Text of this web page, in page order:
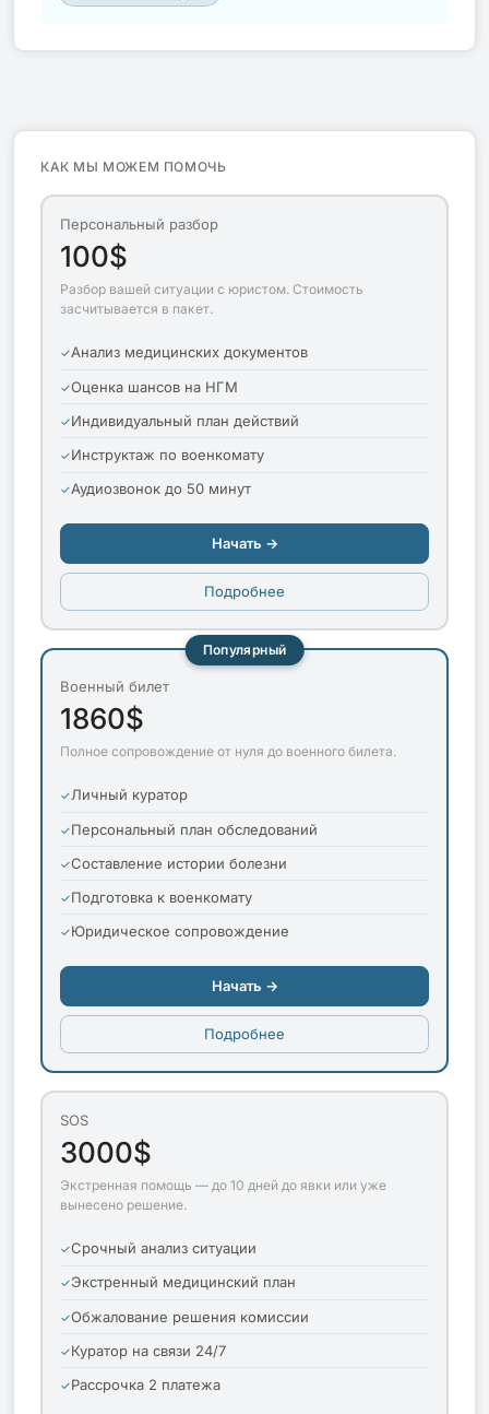
КАК МЫ МОЖЕМ ПОМОЧЬ
Персональный разбор
100$
Разбор вашей ситуации с юристом. Стоимость
засчитывается в пакет.
Анализ медицинских документов
Оценка шансов на НГМ
Индивидуальный план действий
Инструктаж по военкомату
Аудиозвонок до 50 минут
Начать →
Подробнее
Популярный
Военный билет
1860$
Полное сопровождение от нуля до военного билета.
Личный куратор
Персональный план обследований
Составление истории болезни
Подготовка к военкомату
Юридическое сопровождение
Начать →
Подробнее
SOS
3000$
Экстренная помощь — до 10 дней до явки или уже
вынесено решение.
Срочный анализ ситуации
Экстренный медицинский план
Обжалование решения комиссии
Куратор на связи 24/7
Рассрочка 2 платежа